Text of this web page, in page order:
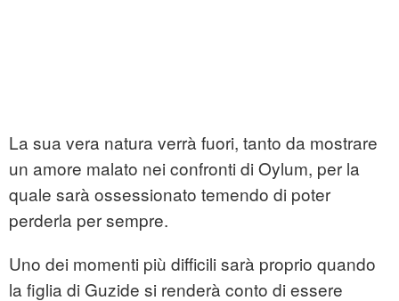
La sua vera natura verrà fuori, tanto da mostrare
un amore malato nei confronti di Oylum, per la
quale sarà ossessionato temendo di poter
perderla per sempre.
Uno dei momenti più difficili sarà proprio quando
la figlia di Guzide si renderà conto di essere